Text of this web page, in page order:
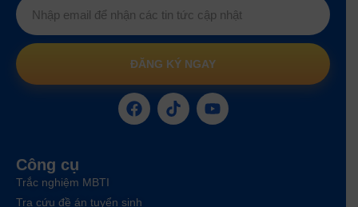
ĐĂNG KÝ NGAY
Công cụ
Trắc nghiệm MBTI
Tra cứu đề án tuyển sinh